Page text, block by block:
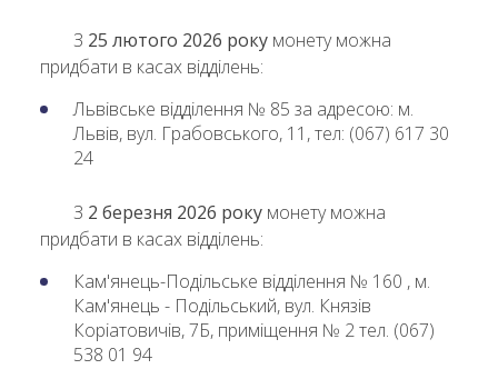
З 25 лютого 2026 року монету можна
придбати в касах відділень:
Львівське відділення № 85 за адресою: м.
Львів, вул. Грабовського, 11, тел: (067) 617 30
24
З 2 березня 2026 року монету можна
придбати в касах відділень:
Кам'янець-Подільське відділення № 160 , м.
Кам'янець - Подільський, вул. Князів
Коріатовичів, 7Б, приміщення № 2 тел. (067)
538 01 94